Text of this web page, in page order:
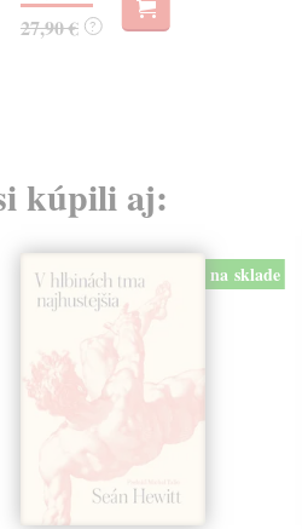
27,90 € ?
kúpili aj:
na sklade